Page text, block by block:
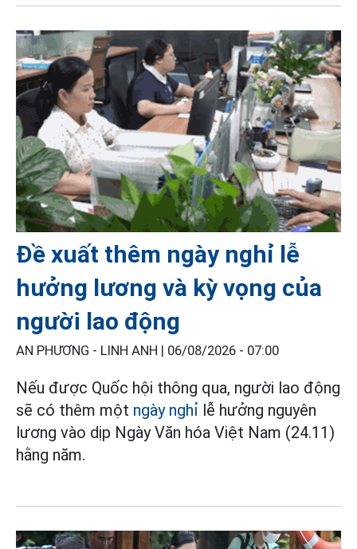
Đề xuất thêm ngày nghỉ lễ
hưởng lương và kỳ vọng của
người lao động
AN PHƯƠNG - LINH ANH | 06/08/2026 - 07:00
Nếu được Quốc hội thông qua, người lao động
sẽ có thêm một ngày nghỉ lễ hưởng nguyên
lương vào dịp Ngày Văn hóa Việt Nam (24.11)
hằng năm.